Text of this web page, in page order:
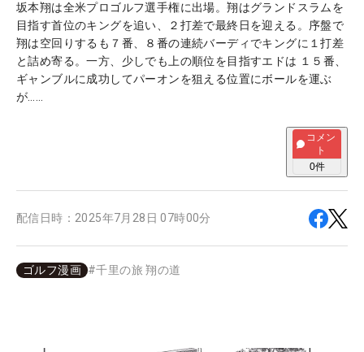
坂本翔は全米プロゴルフ選手権に出場。翔はグランドスラムを
目指す首位のキングを追い、２打差で最終日を迎える。序盤で
翔は空回りするも７番、８番の連続バーディでキングに１打差
と詰め寄る。一方、少しでも上の順位を目指すエドは １５番、
ギャンブルに成功してパーオンを狙える位置にボールを運ぶ
が……
コメン
ト
0件
配信日時： 2025年7月28日 07時00分
ゴルフ漫画 #千里の旅 翔の道